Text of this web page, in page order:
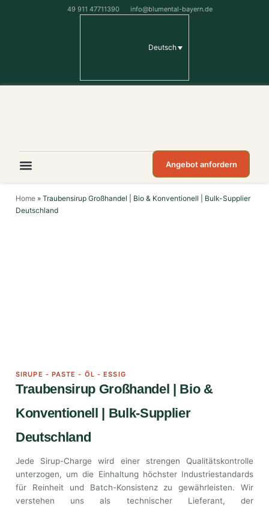
49 911 47711390 info@blumental-bayern.de
Deutsch
Angebot anfordern
Home » Traubensirup Großhandel | Bio & Konventionell | Bulk-Supplier
Deutschland
SIRUPE - PASTE - ÖL - ESSIG
Traubensirup Großhandel | Bio &
Konventionell | Bulk-Supplier
Deutschland
Jede Sirup-Charge wird einer strengen Qualitätskontrolle
unterzogen, um die Einhaltung höchster Industriestandards
für Reinheit und Batch-Konsistenz zu gewährleisten. Wir
verstehen uns als technischer Lieferant, der